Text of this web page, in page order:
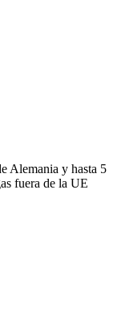
Alemania y hasta 5
fuera de la UE